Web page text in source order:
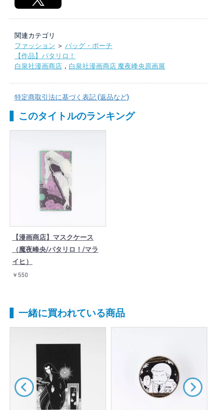
関連カテゴリ
ファッション ＞ バッグ・ポーチ
【作品】パタリロ！
白泉社漫画商店 ， 白泉社漫画商店 魔夜峰央原画展
特定商取引法に基づく表記 (返品など)
このタイトルのランキング
【漫画商店】マスクケース
（魔夜峰央/パタリロ！/マラ
イヒ）
￥550
一緒に買われている商品